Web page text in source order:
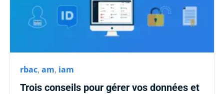
rbac, am, iam
Trois conseils pour gérer vos données et